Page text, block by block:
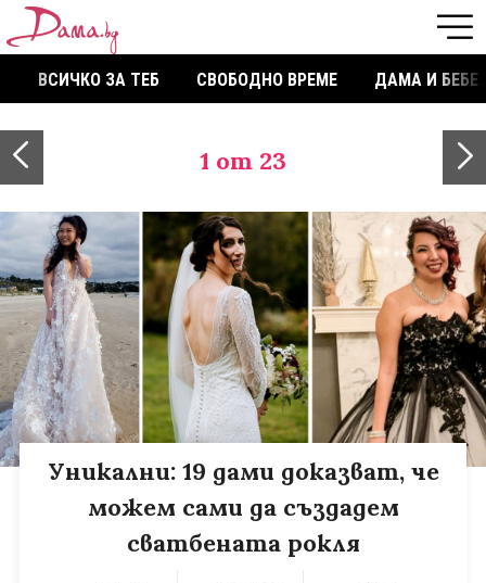
ВСИЧКО ЗА ТЕБ СВОБОДНО ВРЕМЕ ДАМА И БЕБЕ
1 от 23
Уникални: 19 дами доказват, че
можем сами да създадем
сватбената рокля